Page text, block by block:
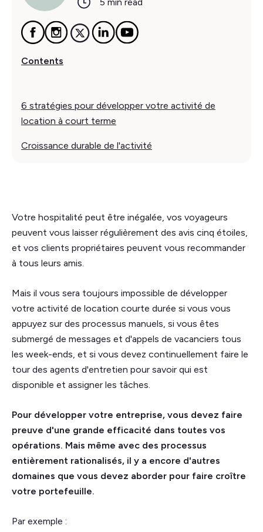
Contents
6 stratégies pour développer votre activité de
location à court terme
Croissance durable de l'activité
Votre hospitalité peut être inégalée, vos voyageurs
peuvent vous laisser régulièrement des avis cinq étoiles,
et vos clients propriétaires peuvent vous recommander
à tous leurs amis.
Mais il vous sera toujours impossible de développer
votre activité de location courte durée si vous vous
appuyez sur des processus manuels, si vous êtes
submergé de messages et d'appels de vacanciers tous
les week-ends, et si vous devez continuellement faire le
tour des agents d'entretien pour savoir qui est
disponible et assigner les tâches.
Pour développer votre entreprise, vous devez faire
preuve d'une grande efficacité dans toutes vos
opérations. Mais même avec des processus
entièrement rationalisés, il y a encore d'autres
domaines que vous devez aborder pour faire croître
votre portefeuille.
Par exemple :